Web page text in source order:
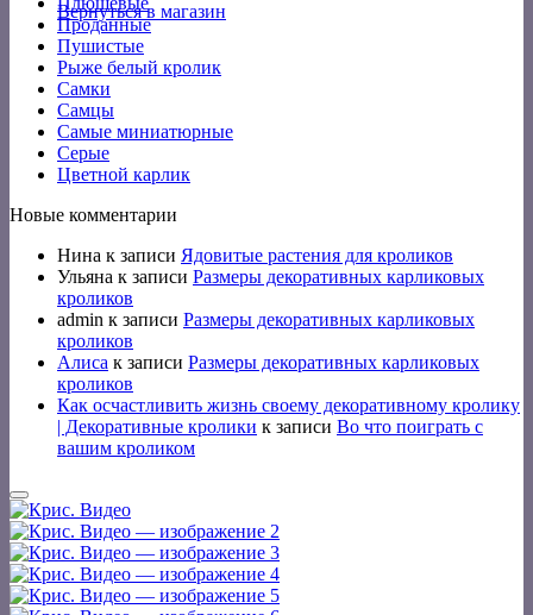
Вернуться в магазин
Проданные
Пушистые
Рыже белый кролик
Самки
Самцы
Самые миниатюрные
Серые
Цветной карлик
Новые комментарии
Нина к записи Ядовитые растения для кроликов
Ульяна к записи Размеры декоративных карликовых
кроликов
admin к записи Размеры декоративных карликовых
кроликов
Алиса к записи Размеры декоративных карликовых
кроликов
Как осчастливить жизнь своему декоративному кролику
| Декоративные кролики к записи Во что поиграть с
вашим кроликом